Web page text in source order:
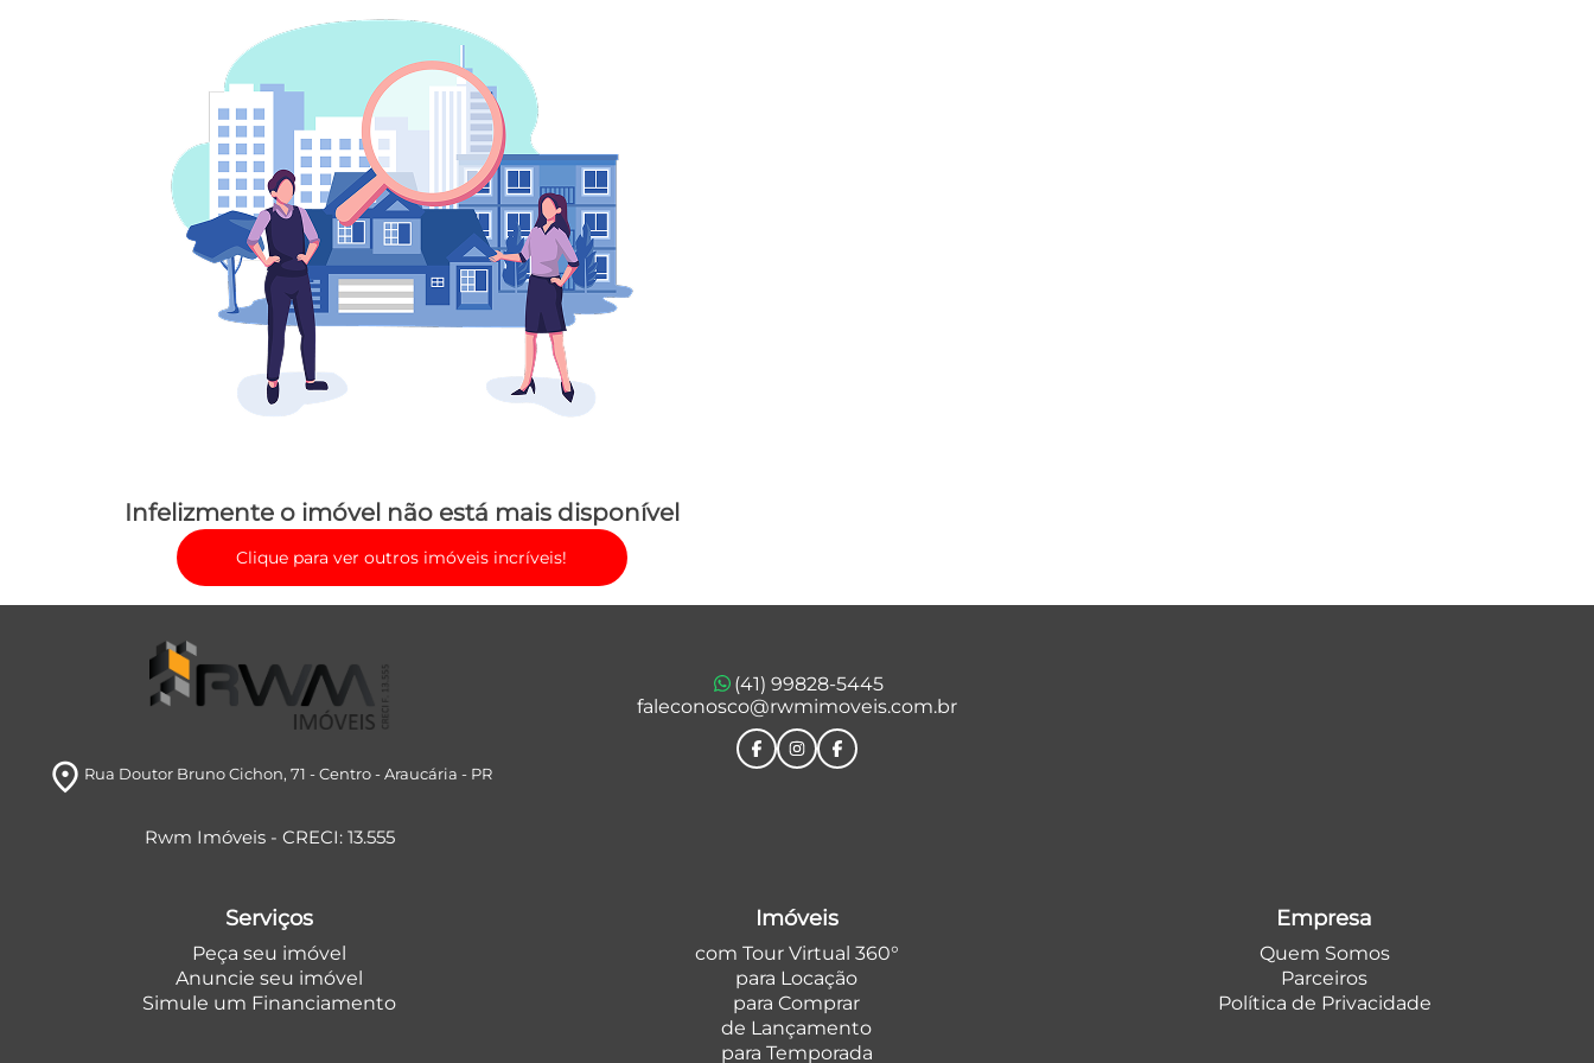
Infelizmente o imóvel não está mais disponível
Clique para ver outros imóveis incríveis!
room Rua Doutor Bruno Cichon, 71 - Centro- Araucária - PR
Rwm Imóveis - CRECI: 13.555
(41) 99828-5445
faleconosco@rwmimoveis.com.br
Serviços
Peça seu imóvel
Anuncie seu imóvel
Simule um Financiamento
Imóveis
com Tour Virtual 360°
para Locação
para Comprar
de Lançamento
para Temporada
Empresa
Quem Somos
Parceiros
Política de Privacidade